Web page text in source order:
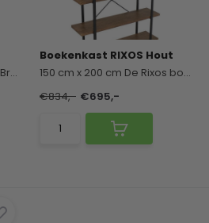
Breedte: 90 cm
De ...
Boekenkast RIXOS Hout
150 cm x 200 cm De Rixos boekenkast is een ve...
€834,- €695,-